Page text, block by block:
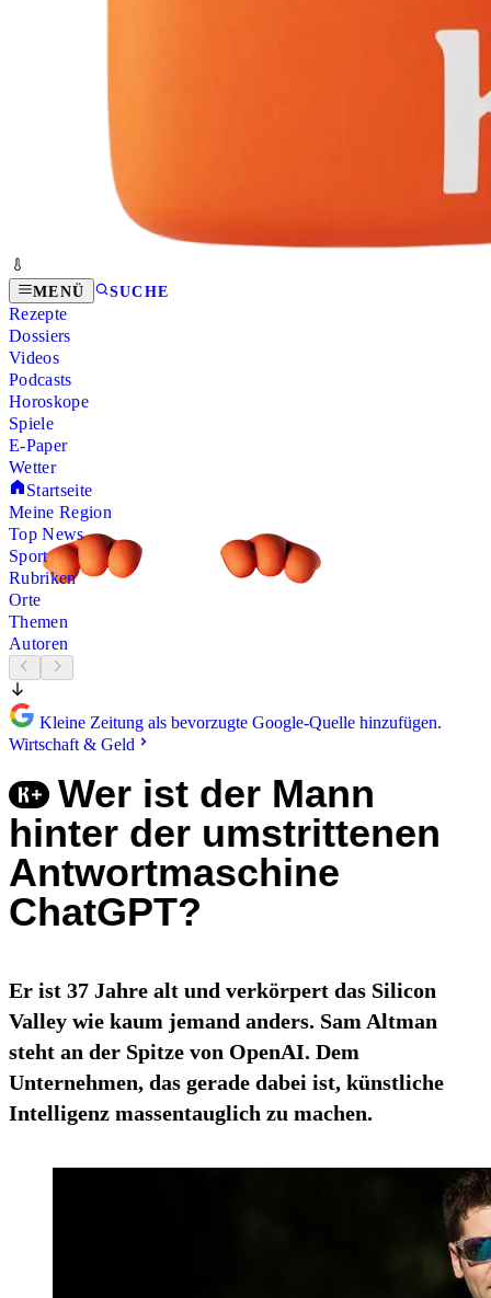
MENÜ SUCHE
Rezepte
Dossiers
Videos
Podcasts
Horoskope
Spiele
E-Paper
Wetter
Startseite
Meine Region
Top News
Sport
Rubriken
Orte
Themen
Autoren
Kleine Zeitung als bevorzugte Google-Quelle hinzufügen.
Wirtschaft & Geld
Wer ist der Mann
hinter der umstrittenen
Antwortmaschine
ChatGPT?
Er ist 37 Jahre alt und verkörpert das Silicon
Valley wie kaum jemand anders. Sam Altman
steht an der Spitze von OpenAI. Dem
Unternehmen, das gerade dabei ist, künstliche
Intelligenz massentauglich zu machen.